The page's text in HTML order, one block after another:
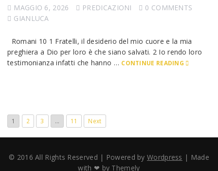
MAGGIO 6, 2026 PREDICAZIONI
0 COMMENTS
GIANLUCA
Romani 10 1 Fratelli, il desiderio del mio cuore e la mia
preghiera a Dio per loro è che siano salvati. 2 Io rendo loro
testimonianza infatti che hanno … CONTINUE READING
1 2 3 … 11 Next
© 2016 All Rights Reserved | Powered byWordpress | Made
with ❤ by Themely